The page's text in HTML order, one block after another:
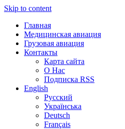
Skip to content
Главная
Медицинская авиация
Грузовая авиация
Контакты
Карта сайта
О Нас
Подписка RSS
English
Русский
Українська
Deutsch
Français